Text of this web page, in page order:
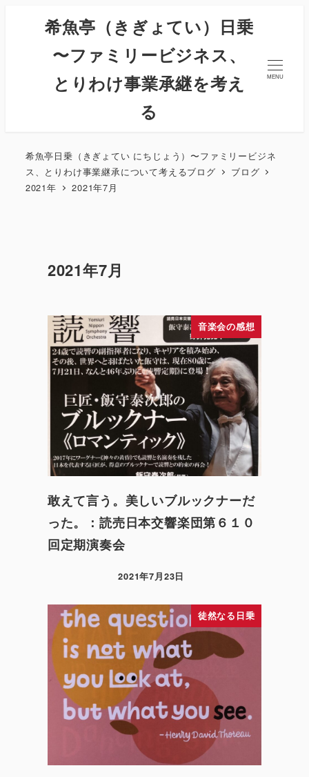
希魚亭（きぎょてい）日乗
〜ファミリービジネス、
とりわけ事業承継を考え
る
MENU
希魚亭日乗（きぎょてい にちじょう）〜ファミリービジネ
ス、とりわけ事業継承について考えるブログ
ブログ
2021年
2021年7月
2021年7月
音楽会の感想
敢えて言う。美しいブルックナーだ
った。：読売日本交響楽団第６１０
回定期演奏会
2021年7月23日
徒然なる日乗